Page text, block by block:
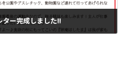
ー完成しました!!